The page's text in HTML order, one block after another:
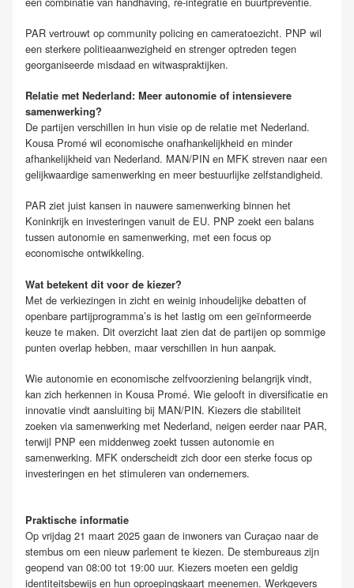
PAR vertrouwt op community policing en cameratoezicht. PNP wil
een sterkere politieaanwezigheid en strenger optreden tegen
georganiseerde misdaad en witwaspraktijken.
Relatie met Nederland: Meer autonomie of intensievere
samenwerking?
De partijen verschillen in hun visie op de relatie met Nederland.
Kousa Promé wil economische onafhankelijkheid en minder
afhankelijkheid van Nederland. MAN/PIN en MFK streven naar een
gelijkwaardige samenwerking en meer bestuurlijke zelfstandigheid.
PAR ziet juist kansen in nauwere samenwerking binnen het
Koninkrijk en investeringen vanuit de EU. PNP zoekt een balans
tussen autonomie en samenwerking, met een focus op
economische ontwikkeling.
Wat betekent dit voor de kiezer?
Met de verkiezingen in zicht en weinig inhoudelijke debatten of
openbare partijprogramma’s is het lastig om een geïnformeerde
keuze te maken. Dit overzicht laat zien dat de partijen op sommige
punten overlap hebben, maar verschillen in hun aanpak.
Wie autonomie en economische zelfvoorziening belangrijk vindt,
kan zich herkennen in Kousa Promé. Wie gelooft in diversificatie en
innovatie vindt aansluiting bij MAN/PIN. Kiezers die stabiliteit
zoeken via samenwerking met Nederland, neigen eerder naar PAR,
terwijl PNP een middenweg zoekt tussen autonomie en
samenwerking. MFK onderscheidt zich door een sterke focus op
investeringen en het stimuleren van ondernemers.
Praktische informatie
Op vrijdag 21 maart 2025 gaan de inwoners van Curaçao naar de
stembus om een nieuw parlement te kiezen. De stembureaus zijn
geopend van 08:00 tot 19:00 uur. Kiezers moeten een geldig
identiteitsbewijs en hun oproepingskaart meenemen. Werkgevers